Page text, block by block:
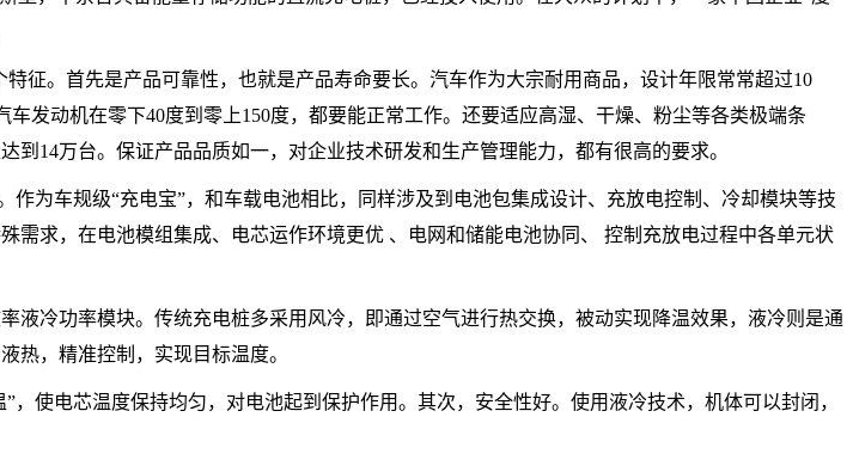
征。首先是产品可靠性，也就是产品寿命要长。汽车作为大宗耐用商品，设计年限常常超过10
发动机在零下40度到零上150度，都要能正常工作。还要适应高湿、干燥、粉尘等各类极端条
14万台。保证产品品质如一，对企业技术研发和生产管理能力，都有很高的要求。
为车规级“充电宝”，和车载电池相比，同样涉及到电池包集成设计、充放电控制、冷却模块等技
求，在电池模组集成、电芯运作环境更优 、电网和储能电池协同、 控制充放电过程中各单元状
冷功率模块。传统充电桩多采用风冷，即通过空气进行热交换，被动实现降温效果，液冷则是通
热，精准控制，实现目标温度。
使电芯温度保持均匀，对电池起到保护作用。其次，安全性好。使用液冷技术，机体可以封闭，